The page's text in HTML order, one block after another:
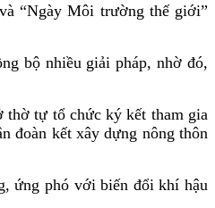
“Ngày Môi trường thế giới”
bộ nhiều giải pháp, nhờ đó,
thờ tự tổ chức ký kết tham gia
đoàn kết xây dựng nông thôn
ứng phó với biến đổi khí hậu